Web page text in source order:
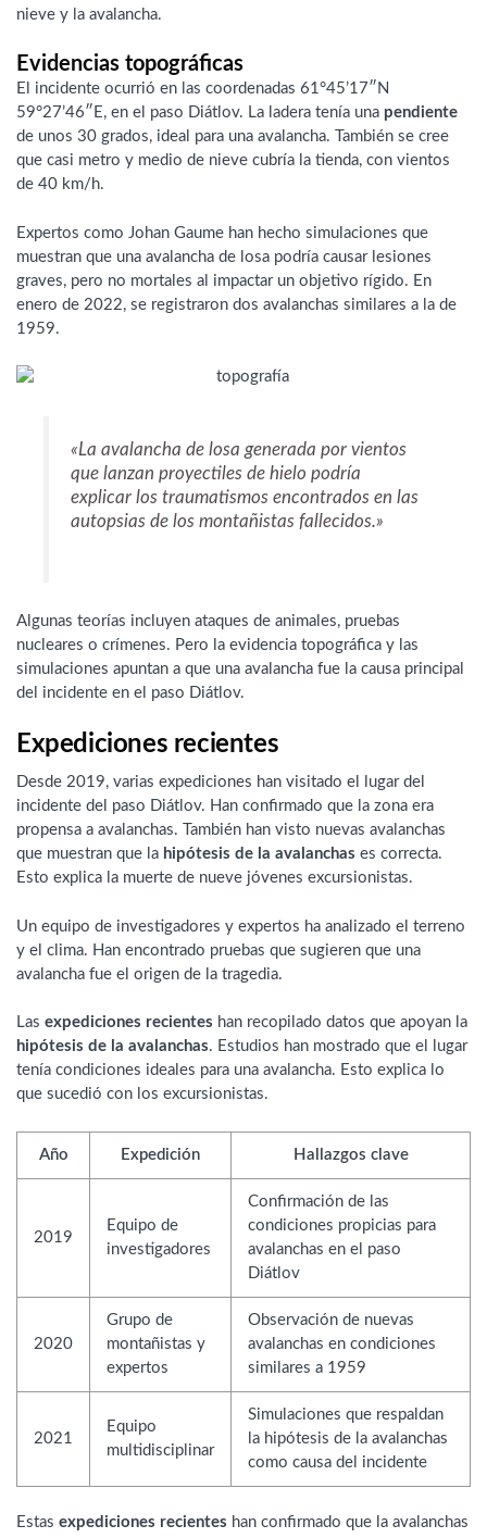
nieve y la avalancha.
Evidencias topográficas
El incidente ocurrió en las coordenadas 61°45’17″N
59°27’46″E, en el paso Diátlov. La ladera tenía una pendiente
de unos 30 grados, ideal para una avalancha. También se cree
que casi metro y medio de nieve cubría la tienda, con vientos
de 40 km/h.
Expertos como Johan Gaume han hecho simulaciones que
muestran que una avalancha de losa podría causar lesiones
graves, pero no mortales al impactar un objetivo rígido. En
enero de 2022, se registraron dos avalanchas similares a la de
1959.
«La avalancha de losa generada por vientos
que lanzan proyectiles de hielo podría
explicar los traumatismos encontrados en las
autopsias de los montañistas fallecidos.»
Algunas teorías incluyen ataques de animales, pruebas
nucleares o crímenes. Pero la evidencia topográfica y las
simulaciones apuntan a que una avalancha fue la causa principal
del incidente en el paso Diátlov.
Expediciones recientes
Desde 2019, varias expediciones han visitado el lugar del
incidente del paso Diátlov. Han confirmado que la zona era
propensa a avalanchas. También han visto nuevas avalanchas
que muestran que la hipótesis de la avalanchas es correcta.
Esto explica la muerte de nueve jóvenes excursionistas.
Un equipo de investigadores y expertos ha analizado el terreno
y el clima. Han encontrado pruebas que sugieren que una
avalancha fue el origen de la tragedia.
Las expediciones recientes han recopilado datos que apoyan la
hipótesis de la avalanchas. Estudios han mostrado que el lugar
tenía condiciones ideales para una avalancha. Esto explica lo
que sucedió con los excursionistas.
Año Expedición Hallazgos clave
2019
Equipo de
investigadores
Confirmación de las
condiciones propicias para
avalanchas en el paso
Diátlov
2020
Grupo de
montañistas y
expertos
Observación de nuevas
avalanchas en condiciones
similares a 1959
2021
Equipo
multidisciplinar
Simulaciones que respaldan
la hipótesis de la avalanchas
como causa del incidente
Estas expediciones recientes han confirmado que la avalanchas